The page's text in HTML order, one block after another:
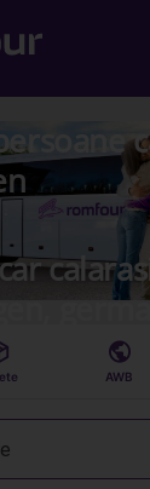
󰇧
AWB